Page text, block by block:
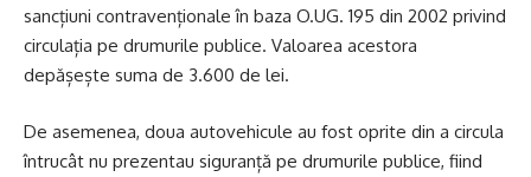
sancțiuni contravenționale în baza O.UG. 195 din 2002 privind
circulația pe drumurile publice. Valoarea acestora
depășește suma de 3.600 de lei.
De asemenea, doua autovehicule au fost oprite din a circula
întrucât nu prezentau siguranță pe drumurile publice, fiind